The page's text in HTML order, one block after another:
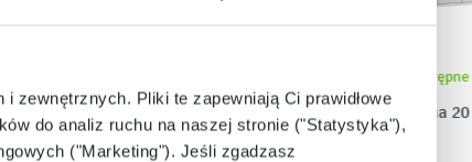
zewnętrznych. Pliki te zapewniają Ci prawidłowe
do analiz ruchu na naszej stronie ("Statystyka"),
("Marketing"). Jeśli zgadzasz
Wózek na 32 tablety Wózek na